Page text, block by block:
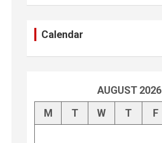
Calendar
AUGUST 2026
M
T W T F